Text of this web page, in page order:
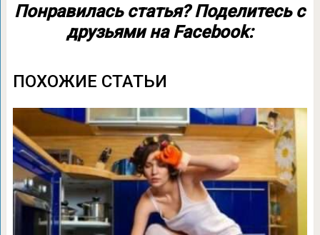
Понравилась статья? Поделитесь с
друзьями на Facebook:
ПОХОЖИЕ СТАТЬИ